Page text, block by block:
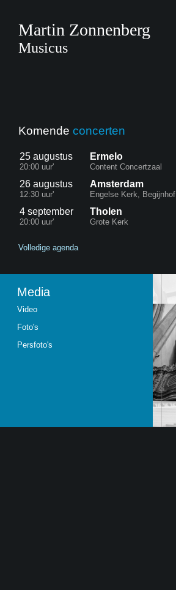
Martin Zonnenberg
Musicus
Komende concerten
25 augustus
20:00 uur'
Ermelo
Content Concertzaal
26 augustus
12:30 uur'
Amsterdam
Engelse Kerk, Begijnhof
4 september
20:00 uur'
Tholen
Grote Kerk
Volledige agenda
Media
Video
Foto's
Persfoto's